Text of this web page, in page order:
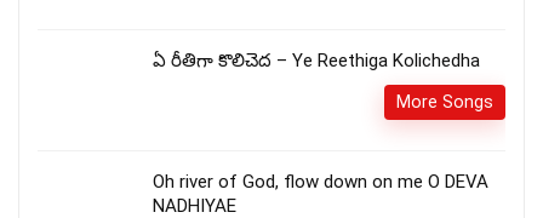
ఏ రీతిగా కొలిచెద – Ye Reethiga Kolichedha
More Songs
Oh river of God, flow down on me O DEVA
NADHIYAE